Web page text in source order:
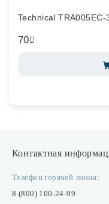
Technical TRA005EC-
70
Контактная
Телефон горячей линии:
8 (800) 100-24-99